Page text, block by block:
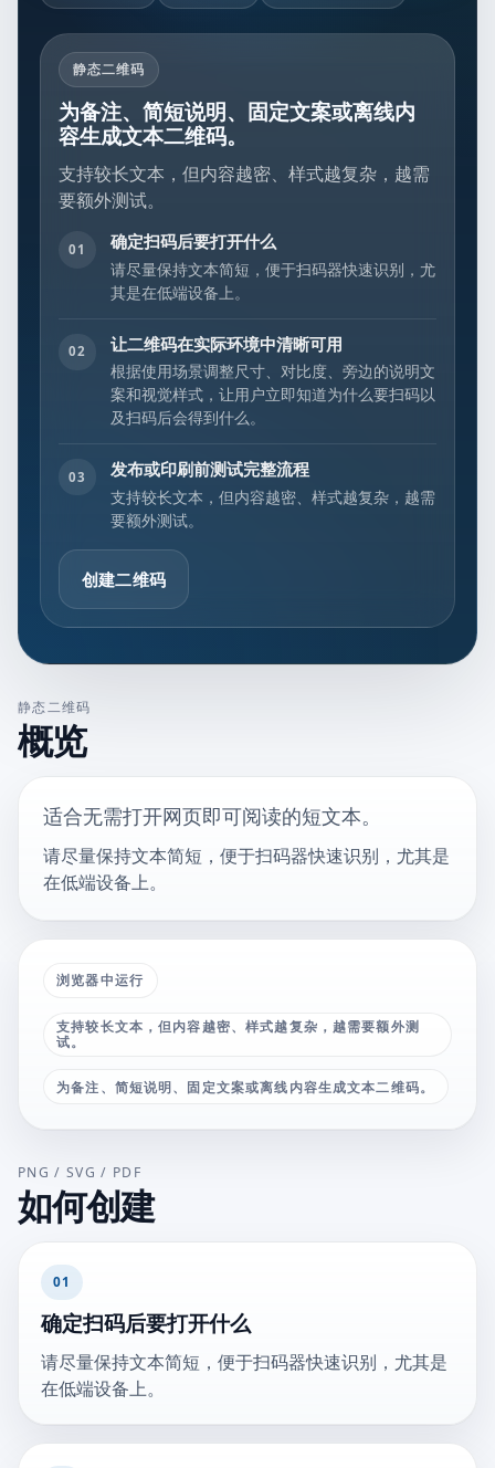
静态二维码
为备注、简短说明、固定文案或离线内
容生成文本二维码。
支持较长文本，但内容越密、样式越复杂，越需
要额外测试。
01 确定扫码后要打开什么
请尽量保持文本简短，便于扫码器快速识别，尤
其是在低端设备上。
02 让二维码在实际环境中清晰可用
根据使用场景调整尺寸、对比度、旁边的说明文
案和视觉样式，让用户立即知道为什么要扫码以
及扫码后会得到什么。
03 发布或印刷前测试完整流程
支持较长文本，但内容越密、样式越复杂，越需
要额外测试。
创建二维码
静态二维码
概览
适合无需打开网页即可阅读的短文本。
请尽量保持文本简短，便于扫码器快速识别，尤其是
在低端设备上。
浏览器中运行
支持较长文本，但内容越密、样式越复杂，越需要额外测
试。
为备注、简短说明、固定文案或离线内容生成文本二维码。
PNG / SVG / PDF
如何创建
01
确定扫码后要打开什么
请尽量保持文本简短，便于扫码器快速识别，尤其是
在低端设备上。